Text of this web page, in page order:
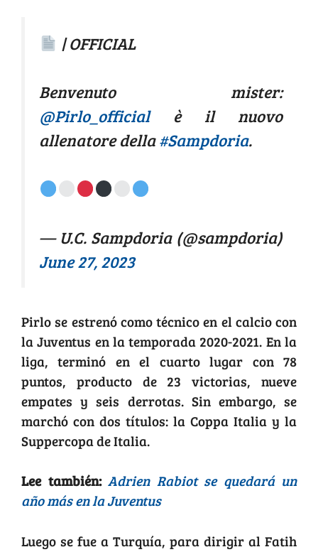
| OFFICIAL
Benvenuto mister:
@Pirlo_officialè il nuovo
allenatore della#Sampdoria.
— U.C. Sampdoria (@sampdoria)
June 27, 2023
Pirlo se estrenó como técnico en el calcio con
la Juventus en la temporada 2020-2021. En la
liga, terminó en el cuarto lugar con 78
puntos, producto de 23 victorias, nueve
empates y seis derrotas. Sin embargo, se
marchó con dos títulos: la Coppa Italia y la
Suppercopa de Italia.
Lee también: Adrien Rabiot se quedará un
año más en la Juventus
Luego se fue a Turquía, para dirigir al Fatih